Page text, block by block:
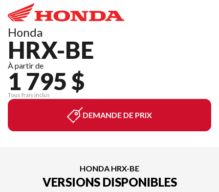
Honda
HRX-BE
À partir de
1 795 $
Tous frais inclus
DEMANDE DE PRIX
HONDA HRX-BE
VERSIONS DISPONIBLES